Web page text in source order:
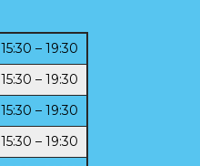
15:30 – 19:30
15:30 – 19:30
15:30 – 19:30
15:30 – 19:30